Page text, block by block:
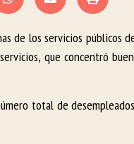
de los servicios públicos
que concentró
total de